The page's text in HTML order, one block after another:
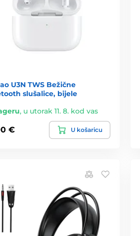
U3N TWS Bežične
slušalice, bijele
, u utorak 11. 8. kod vas
€ U košaricu